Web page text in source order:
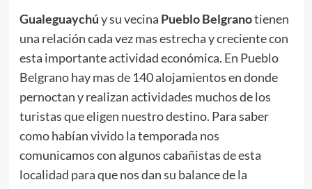
Gualeguaychúy su vecina Pueblo Belgranotienen
una relación cada vez mas estrecha y creciente con
esta importante actividad económica. En Pueblo
Belgrano hay mas de 140 alojamientos en donde
pernoctan y realizan actividades muchos de los
turistas que eligen nuestro destino. Para saber
como habían vivido la temporada nos
comunicamos con algunos cabañistas de esta
localidad para que nos dan su balance de la